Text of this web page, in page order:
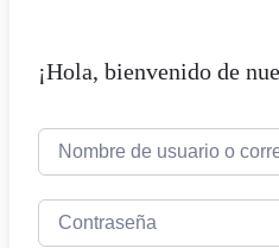
¡Hola, bienvenido de